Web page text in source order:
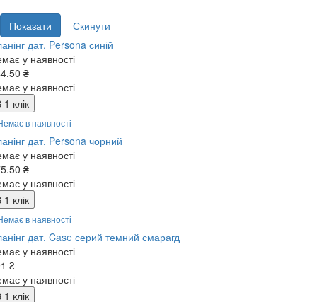
дат. Persona синій
у наявності
₴
у наявності
1 клік
в наявності
дат. Persona чорний
у наявності
₴
у наявності
1 клік
в наявності
дат. Case серий темний смарагд
у наявності
₴
у наявності
1 клік